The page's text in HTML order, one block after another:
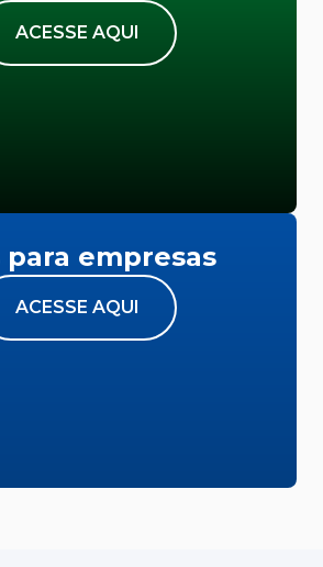
ACESSE AQUI
para empresas
ACESSE AQUI